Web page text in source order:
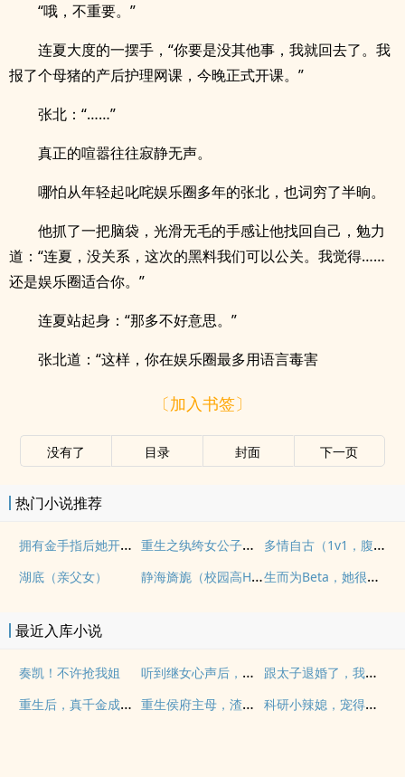
“哦，不重要。”
连夏大度的一摆手，“你要是没其他事，我就回去了。我
报了个母猪的产后护理网课，今晚正式开课。”
张北：“……”
真正的喧嚣往往寂静无声。
哪怕从年轻起叱咤娱乐圈多年的张北，也词穷了半晌。
他抓了一把脑袋，光滑无毛的手感让他找回自己，勉力
道：“连夏，没关系，这次的黑料我们可以公关。我觉得……
还是娱乐圈适合你。”
连夏站起身：“那多不好意思。”
张北道：“这样，你在娱乐圈最多用语言毒害
〔加入书签〕
没有了 目录 封面 下一页
热门小说推荐
拥有金手指后她开始为所欲为（nph） 重生之纨绔女公子（NPH） 多情自古（1v1，腹黑内侍&amp;amp;咸鱼皇后）
湖底（亲父女） 静海旖旎（校园高H） 生而为Beta，她很抱歉（abo np)
最近入库小说
奏凯！不许抢我姐 听到继女心声后，炮灰后娘和离虐全家
跟太子退婚了，我嫁摄政王怎么了
重生后，真千金成玄门大佬震惊全球
重生侯府主母，渣夫逆子全部火葬场 科研小辣媳，宠得糙汉老公扛不了